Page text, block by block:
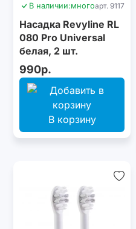
В наличии:многоарт. 9117
Насадка Revyline RL
080 Pro Universal
белая, 2 шт.
990р.
В корзину